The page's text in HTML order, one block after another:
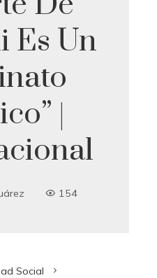
Es Un
|
154
Social